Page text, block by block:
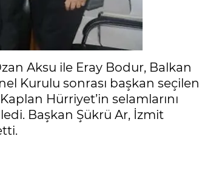
Aksu ile Eray Bodur, Balkan
Kurulu sonrası başkan seçilen
Hürriyet’in selamlarını
Başkan Şükrü Ar, İzmit